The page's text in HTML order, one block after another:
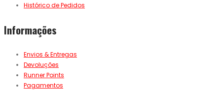
Histórico de Pedidos
Informações
Envios & Entregas
Devoluções
Runner Points
Pagamentos